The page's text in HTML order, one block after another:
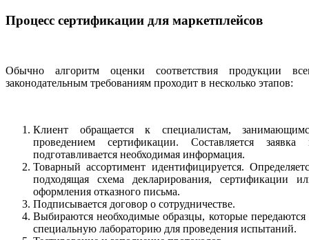
Процесс сертификации для маркетплейсов
Обычно алгоритм оценки соответствия продукции
законодательным требованиям проходит в несколько этапов:
Клиент обращается к специалистам,
проведением сертификации. Составляется заявка
подготавливается необходимая информация.
Товарный ассортимент идентифицируется.
подходящая схема декларирования, сертификации
оформления отказного письма.
Подписывается договор о сотрудничестве.
Выбираются необходимые образцы, которые передаются
специальную лабораторию для проведения испытаний.